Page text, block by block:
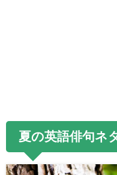
夏の英語俳句ネ